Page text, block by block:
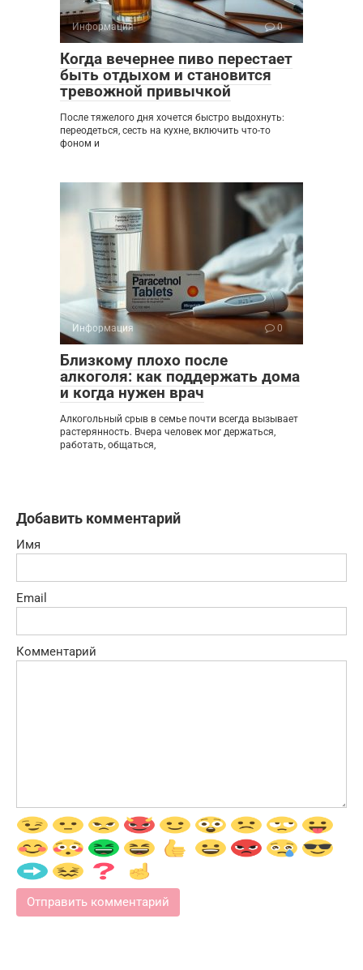
Информация 0
Когда вечернее пиво перестает
быть отдыхом и становится
тревожной привычкой
После тяжелого дня хочется быстро выдохнуть:
переодеться, сесть на кухне, включить что-то
фоном и
Информация 0
Близкому плохо после
алкоголя: как поддержать дома
и когда нужен врач
Алкогольный срыв в семье почти всегда вызывает
растерянность. Вчера человек мог держаться,
работать, общаться,
Добавить комментарий
Имя
Email
Комментарий